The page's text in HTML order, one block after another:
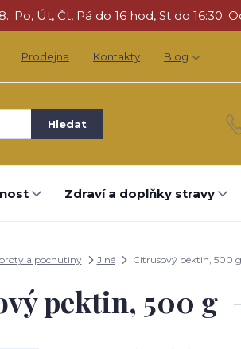
Po, Út, Čt, Pá do 16 hod, St do 16:30.
Prodejna Kontakty Blog
Hledat
Zdraví a doplňky stravy
a pochutiny Jiné Citrusový pektin, 500 g
pektin, 500 g